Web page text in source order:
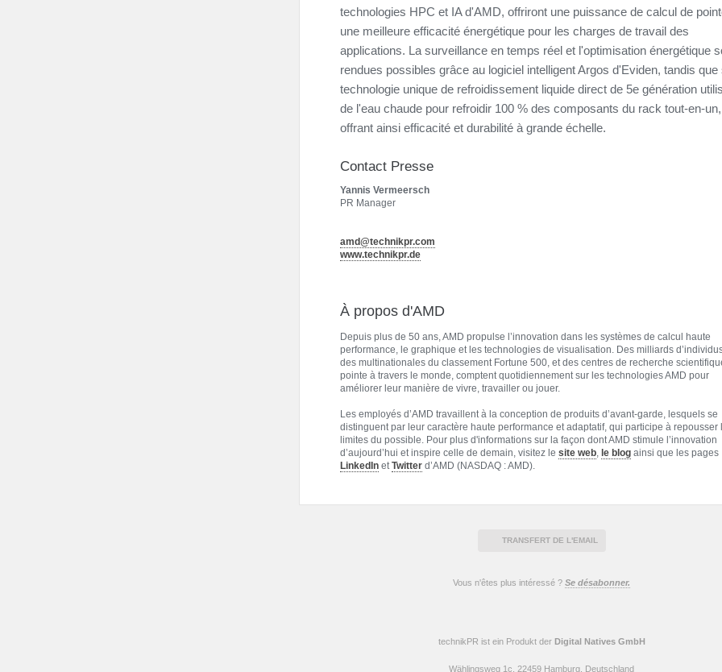
technologies HPC et IA d'AMD, offriront une puissance de calcul de
une meilleure efficacité énergétique pour les charges de travail des
applications. La surveillance en temps réel et l'optimisation énergétique
rendues possibles grâce au logiciel intelligent Argos d'Eviden, tandis que
technologie unique de refroidissement liquide direct de 5e génération
de l'eau chaude pour refroidir 100 % des composants du rack tout-en-un,
offrant ainsi efficacité et durabilité à grande échelle.
Contact Presse
Yannis Vermeersch
PR Manager
amd@technikpr.com
www.technikpr.de
À propos d'AMD
Depuis plus de 50 ans, AMD propulse l’innovation dans les systèmes de calcul haute
performance, le graphique et les technologies de visualisation. Des milliards
des multinationales du classement Fortune 500, et des centres de recherche
pointe à travers le monde, comptent quotidiennement sur les technologies AMD pour
améliorer leur manière de vivre, travailler ou jouer.
Les employés d’AMD travaillent à la conception de produits d’avant-garde, lesquels se
distinguent par leur caractère haute performance et adaptatif, qui participe à repousser
limites du possible. Pour plus d'informations sur la façon dont AMD stimule l’innovation
d’aujourd’hui et inspire celle de demain, visitez le site web, le blog ainsi que les pages
LinkedIn etTwitter d’AMD (NASDAQ : AMD).
TRANSFERT DE L'EMAIL
Vous n'êtes plus intéressé ? Se désabonner.
technikPR ist ein Produkt der Digital Natives GmbH
Wählingsweg 1c, 22459 Hamburg, Deutschland